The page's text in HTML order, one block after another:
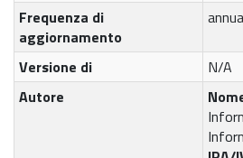
Frequenza di
aggiornamento
Versione di
N/A
Autore